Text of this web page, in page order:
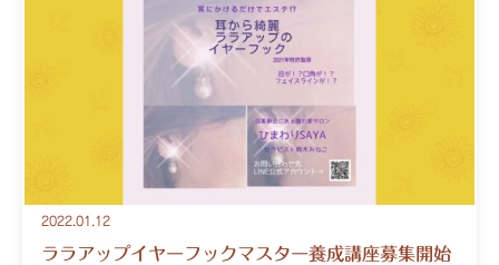
2022.01.12
ララアップイヤーフックマスター養成講座募集開始